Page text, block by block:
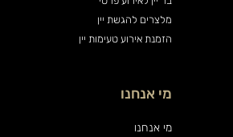
מלצרים להגשת יין
הזמנת אירוע טעימות יין
מי אנחנו
מי אנחנו